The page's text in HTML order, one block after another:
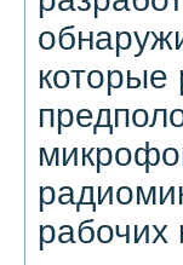
которые
рабочих